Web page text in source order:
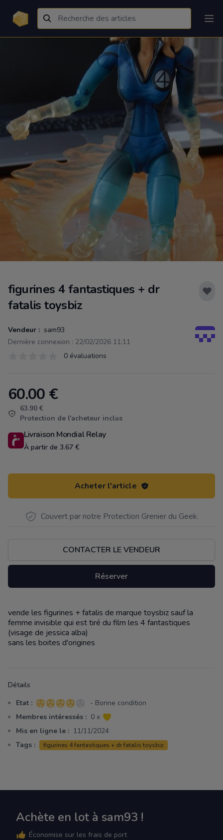
figurines 4 fantastiques + dr
fatalis toysbiz
Vendeur : sam93
Dernière connexion : 22/02/2026 11:11
0 évaluations
Product information
60.00 €
63.90 €
Protection de l'acheteur inclus
Livraison Mondial Relay
À partir de 3.67 €
Acheter l'article
Couvert par notre Protection Grenier du Geek.
CONTACTER LE VENDEUR
Réserver
Description
vende les figurines + fatalis de marque toysbiz sauf la
femme invisible qui est tiré du film les 4 fantastiques
(visage de jessica alba)
sans les boites d'origines
Détails
Etat : 4 sur 5 étoiles
- Bonne condition
Membres intéressés : 0 x
Mis en ligne le : 11/11/2024
Tags :
figurines 4 fantastiques + dr fatalis toysbiz
Achète en lot à sam93 !
Économise sur les frais de port